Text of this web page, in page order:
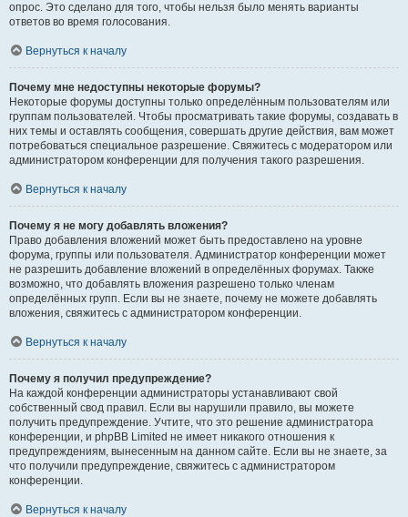
опрос. Это сделано для того, чтобы нельзя было менять варианты
ответов во время голосования.
Вернуться к началу
Почему мне недоступны некоторые форумы?
Некоторые форумы доступны только определённым пользователям или
группам пользователей. Чтобы просматривать такие форумы, создавать в
них темы и оставлять сообщения, совершать другие действия, вам может
потребоваться специальное разрешение. Свяжитесь с модератором или
администратором конференции для получения такого разрешения.
Вернуться к началу
Почему я не могу добавлять вложения?
Право добавления вложений может быть предоставлено на уровне
форума, группы или пользователя. Администратор конференции может
не разрешить добавление вложений в определённых форумах. Также
возможно, что добавлять вложения разрешено только членам
определённых групп. Если вы не знаете, почему не можете добавлять
вложения, свяжитесь с администратором конференции.
Вернуться к началу
Почему я получил предупреждение?
На каждой конференции администраторы устанавливают свой
собственный свод правил. Если вы нарушили правило, вы можете
получить предупреждение. Учтите, что это решение администратора
конференции, и phpBB Limited не имеет никакого отношения к
предупреждениям, вынесенным на данном сайте. Если вы не знаете, за
что получили предупреждение, свяжитесь с администратором
конференции.
Вернуться к началу